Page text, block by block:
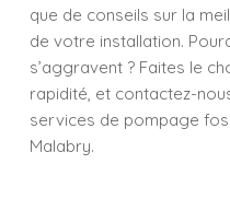
que de conseils sur la
de votre installation.
s’aggravent ? Faites le
rapidité, et contactez-
services de pompage
Malabry.